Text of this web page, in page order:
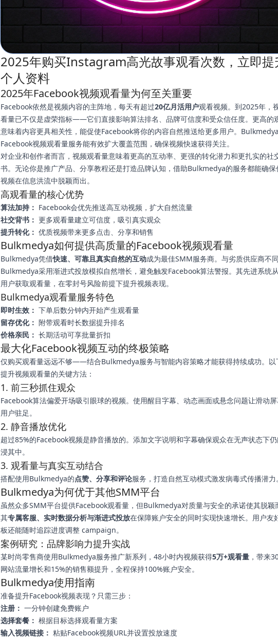
2025年购买Instagram高光故事观看次数，立即提
个人资料
2025年Facebook视频观看量为何至关重要
Facebook依然是视频内容的主阵地，每天有超过20亿月活用户观看视频。到2025年，
看量已不仅是虚荣指标——它们直接影响算法排名、品牌可信度和受众信任度。更高的
意味着内容更具相关性，能促使Facebook将你的内容自然推送给更多用户。
Facebook视频观看量服务能有效扩大覆盖范围，确保视频快速获得关注。
对企业和创作者而言，视频观看量意味着更高的互动率、更强的转化潜力和更扎实的社
书。无论你是推广产品、分享教程还是打造品牌认知，借助Bulkmedya的服务都能确保
视频在信息洪流中脱颖而出。
高观看量的核心优势
算法加持： Facebook会优先推送高互动视频，扩大自然流量
社交背书： 更多观看量建立可信度，吸引真实观众
提升转化： 优质视频带来更多点击、分享和销售
Bulkmedya如何提供高质量的Facebook视频观看量
Bulkmedya凭借快速、可靠且真实自然的互动成为最佳SMM服务商。与劣质供应商不同
Bulkmedya采用渐进式投放模拟自然增长，避免触发Facebook算法警报。其先进系统
用户获取观看量，在零封号风险前提下提升视频表现。
Bulkmedya观看量服务特色
即时生效： 下单后数分钟内开始产生观看量
留存优化： 附带观看时长数据提升排名
价格亲民： 长期活动可享批量折扣
最大化Facebook视频互动的终极策略
仅购买观看量远远不够——结合Bulkmedya服务与智能内容策略才能获得持续成功。以
提升视频观看量的关键方法：
1. 前三秒抓住观众
Facebook算法偏爱开场吸引眼球的视频。使用醒目字幕、动态画面或悬念问题让滑动
用户驻足。
2. 静音播放优化
超过85%的Facebook视频是静音播放的。添加文字说明和字幕确保观众在无声状态下
浸其中。
3. 观看量与真实互动结合
搭配使用Bulkmedya的点赞、分享和评论服务，打造自然互动模式激发病毒式传播潜力。
Bulkmedya为何优于其他SMM平台
虽然众多SMM平台提供Facebook观看量，但Bulkmedya对质量与安全的承诺使其脱颖
其专属客服、实时数据分析与渐进式投放在保障账户安全的同时实现快速增长。用户友
板还能随时追踪进度调整 campaign。
案例研究：品牌影响力提升实战
某时尚零售商使用Bulkmedya服务推广新系列，48小时内视频获得5万+观看量 ，带来
网站流量增长和15%的销售额提升，全程保持100%账户安全。
Bulkmedya使用指南
准备提升Facebook视频表现？只需三步：
注册： 一分钟创建免费账户
选择套餐： 根据目标选择观看量方案
输入视频链接： 粘贴Facebook视频URL并设置投放速度